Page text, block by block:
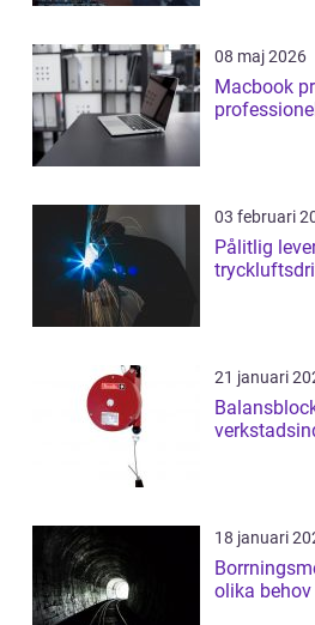
08 maj 2026
Macbook
03 februari
Pålitlig
21 januari
18 januari
olika behov